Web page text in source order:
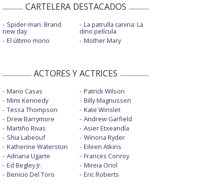
CARTELERA DESTACADOS
Spider-man: Brand
new day
El último mono
La patrulla canina: La
dino película
Mother Mary
ACTORES Y ACTRICES
Mario Casas
Mimi Kennedy
Tessa Thompson
Drew Barrymore
Martiño Rivas
Shia Labeouf
Katherine Waterston
Adriana Ugarte
Ed Begley Jr.
Benicio Del Toro
Patrick Wilson
Billy Magnussen
Kate Winslet
Andrew Garfield
Asier Etxeandía
Winona Ryder
Eileen Atkins
Frances Conroy
Mireia Oriol
Eric Roberts